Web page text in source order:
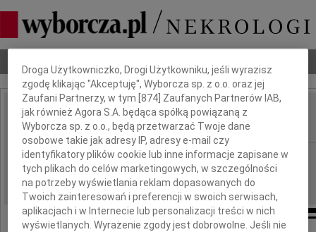
IMIĘ I NAZWISKO: Lech Regulski
REGION: Częstochowa
DATA EMISJI: 26.06.2012
Dbamy o Twoją prywatność
Droga Użytkowniczko, Drogi Użytkowniku, jeśli wyrazisz
zgodę klikając "Akceptuję", Wyborcza sp. z o.o. oraz jej
Zaufani Partnerzy, w tym [874 ] Zaufanych Partnerów IAB,
jak również Agora S.A. będąca spółką powiązaną z
Wyborcza sp. z o.o., będą przetwarzać Twoje dane
osobowe takie jak adresy IP, adresy e-mail czy
identyfikatory plików cookie lub inne informacje zapisane w
tych plikach do celów marketingowych, w szczególności
na potrzeby wyświetlania reklam dopasowanych do
Twoich zainteresowań i preferencji w swoich serwisach,
aplikacjach i w Internecie lub personalizacji treści w nich
wyświetlanych. Wyrażenie zgody jest dobrowolne. Jeśli nie